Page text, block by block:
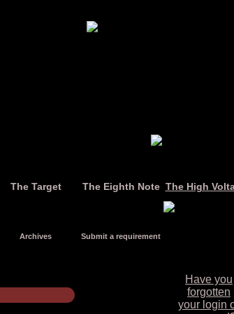
The Target The Eighth Note The High
Archives Submit a requirement
Have you
forgotten
your login